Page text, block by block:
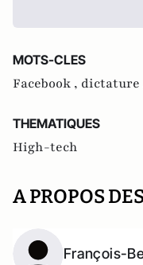
MOTS-CLES
Facebook , dictature
THEMATIQUES
High-tech
A PROPOS
François-